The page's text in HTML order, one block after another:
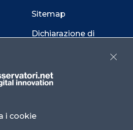
Sitemap
Dichiarazione di
LinkedIn
i cookie